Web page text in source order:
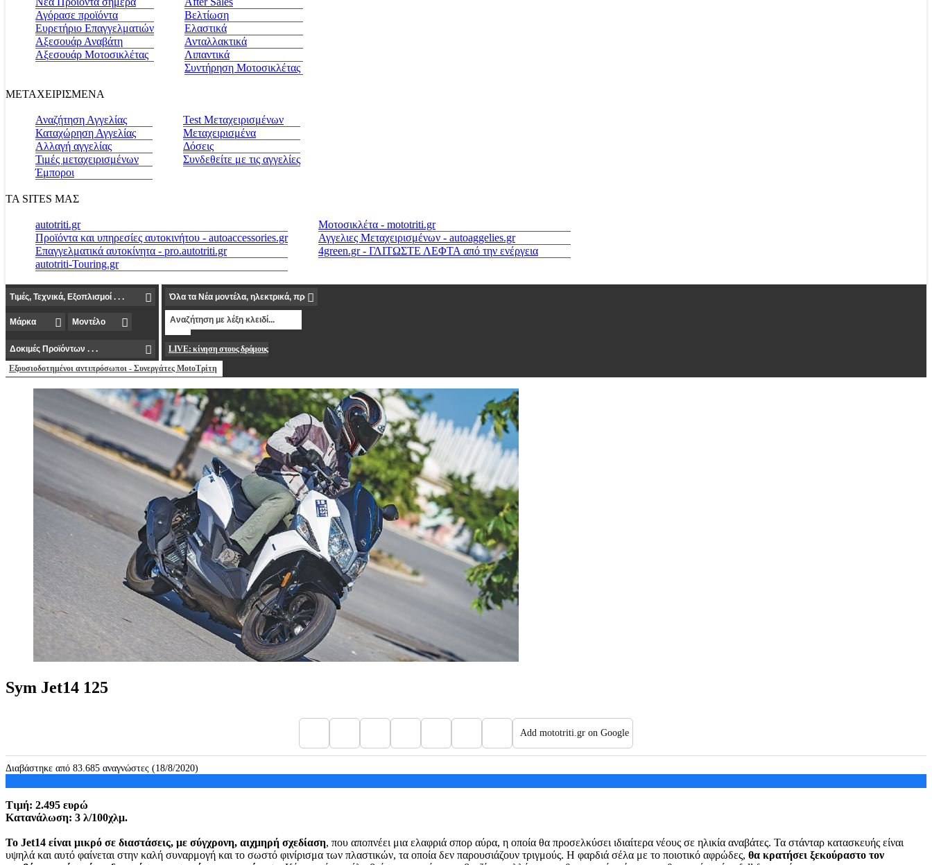
Αγόρασε προϊόντα
Ευρετήριο Επαγγελματιών
Αξεσουάρ Αναβάτη
Αξεσουάρ Μοτοσικλέτας
Βελτίωση
Ελαστικά
Ανταλλακτικά
Λιπαντικά
Συντήρηση Μοτοσικλέτας
ΜΕΤΑΧΕΙΡΙΣΜΕΝΑ
Αναζήτηση Αγγελίας
Καταχώρηση Αγγελίας
Αλλαγή αγγελίας
Τιμές μεταχειρισμένων
Έμποροι
Test Μεταχειρισμένων
Μεταχειρισμένα
Δόσεις
Συνδεθείτε με τις αγγελίες
ΤΑ SITES ΜΑΣ
autotriti.gr
Προϊόντα και υπηρεσίες αυτοκινήτου - autoaccessories.gr
Επαγγελματικά αυτοκίνητα - pro.autotriti.gr
autotriti-Touring.gr
Μοτοσικλέτα - mototriti.gr
Αγγελιες Μεταχειρισμένων - autoaggelies.gr
4green.gr - ΓΛΙΤΩΣΤΕ ΛΕΦΤΑ από την ενέργεια
LIVE: κίνηση στους δρόμους
Εξουσιοδοτημένοι αντιπρόσωποι - Συνεργάτες MotoΤρίτη
Sym Jet14 125
Add mototriti.gr on Google
Διαβάστηκε από 83.685 αναγνώστες (18/8/2020)
Τιμή: 2.495 ευρώ
Κατανάλωση: 3 λ/100χλμ.
Το Jet14 είναι μικρό σε διαστάσεις, με σύγχρονη, αιχμηρή σχεδίαση, που αποπνέει μια ελαφριά σπορ αύρα, η οποία θα προσελκύσει ιδιαίτερα νέους σε ηλικία αναβάτες. Τα στάνταρ κατασκευής είναι
υψηλά και αυτό φαίνεται στην καλή συναρμογή και το σωστό φινίρισμα των πλαστικών, τα οποία δεν παρουσιάζουν τριγμούς. Η φαρδιά σέλα με το ποιοτικό αφρώδες, θα κρατήσει ξεκούραστο τον